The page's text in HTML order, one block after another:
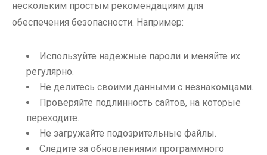
нескольким простым рекомендациям для
обеспечения безопасности. Например:
Используйте надежные пароли и меняйте их
регулярно.
Не делитесь своими данными с незнакомцами.
Проверяйте подлинность сайтов, на которые
переходите.
Не загружайте подозрительные файлы.
Следите за обновлениями программного